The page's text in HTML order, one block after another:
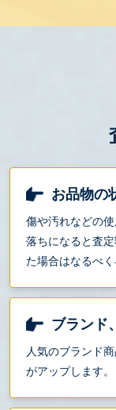
お品物の
傷や汚れなどの
落ちになると査
た場合はなるべ
ブランド
人気のブランド
がアップします。